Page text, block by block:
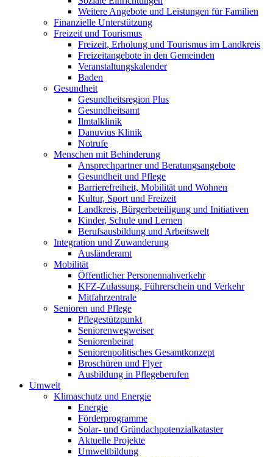
Weitere Angebote und Leistungen für Familien
Finanzielle Unterstützung
Freizeit und Tourismus
Freizeit, Erholung und Tourismus im Landkreis
Freizeitangebote in den Gemeinden
Veranstaltungskalender
Baden
Gesundheit
Gesundheitsregion Plus
Gesundheitsamt
Ilmtalklinik
Danuvius Klinik
Notrufe
Menschen mit Behinderung
Ansprechpartner und Beratungsangebote
Gesundheit und Pflege
Barrierefreiheit, Mobilität und Wohnen
Kultur, Sport und Freizeit
Landkreis, Bürgerbeteiligung und Initiativen
Kinder, Schule und Lernen
Berufsausbildung und Arbeitswelt
Integration und Zuwanderung
Ausländeramt
Mobilität
Öffentlicher Personennahverkehr
KFZ-Zulassung, Führerschein und Verkehr
Mitfahrzentrale
Senioren und Pflege
Pflegestützpunkt
Seniorenwegweiser
Seniorenbeirat
Seniorenpolitisches Gesamtkonzept
Broschüren und Flyer
Ausbildung in Pflegeberufen
Umwelt
Klimaschutz und Energie
Energie
Förderprogramme
Solar- und Gründachpotenzialkataster
Aktuelle Projekte
Umweltbildung